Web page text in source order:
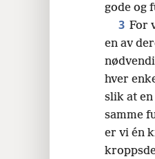
gode og
3 For
en av
hver
slik at
samme
er vi én